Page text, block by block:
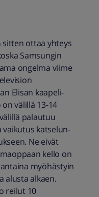
ottaa yhteys
Samsungin
ongelma viime
Elisan kaapeli-
välillä 13-14
palautuu
vaikutus katselun-
Ne eivät
kello on
myöhästyin
alusta alkaen.
reilut 10